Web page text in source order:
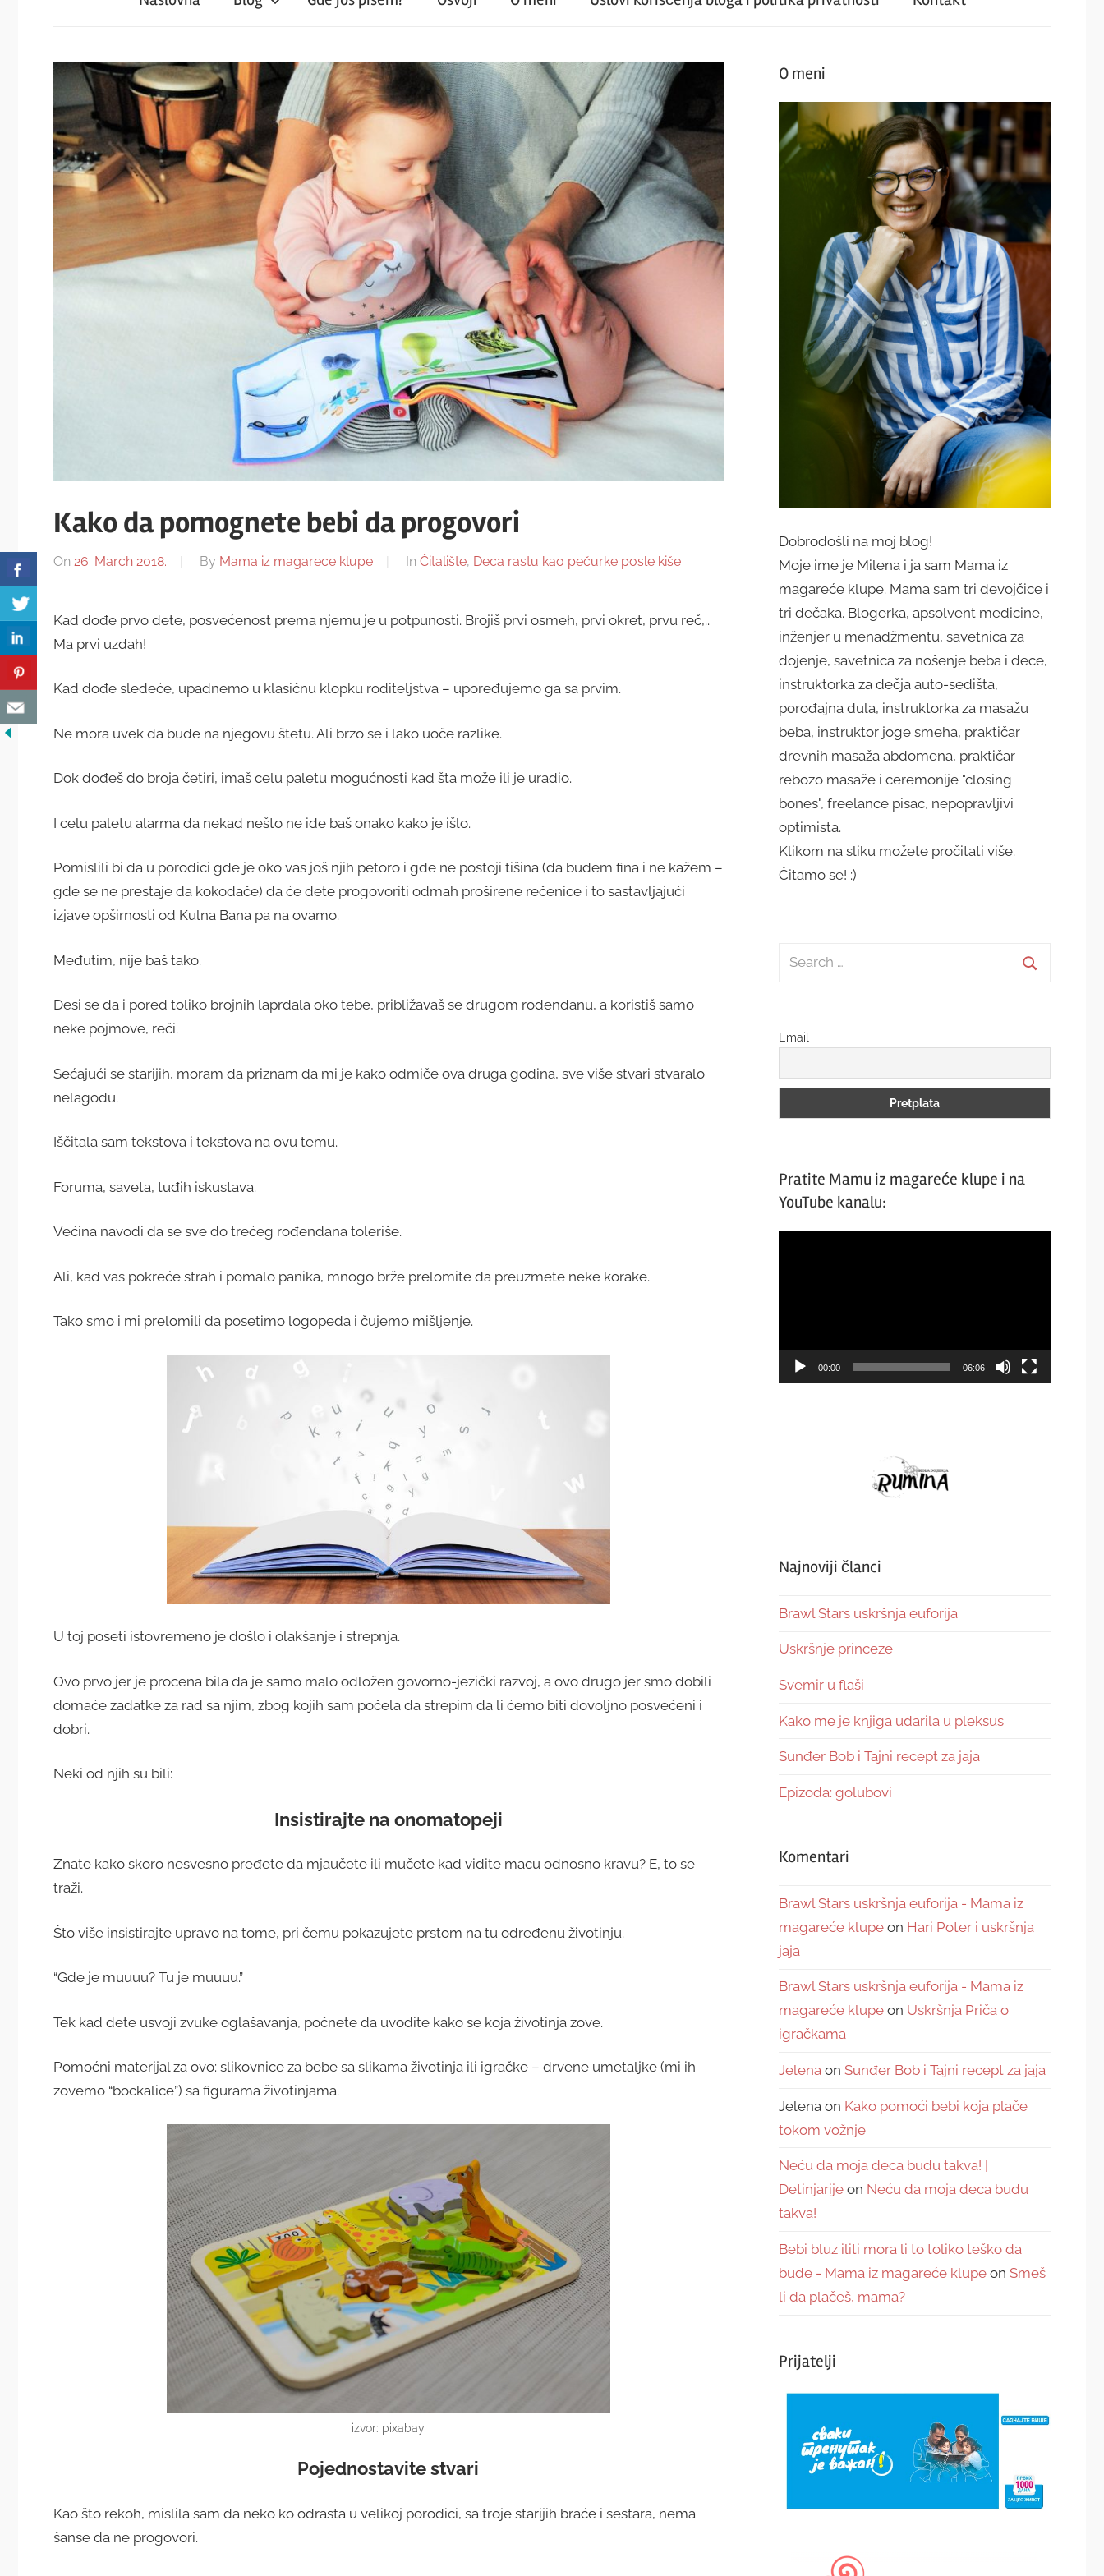
magareće
klupe
Kako da pomognete bebi da progovori
On 26. March 2018. By Mama iz magarece klupe In Čitalište, Deca rastu kao pečurke posle kiše
Kad dođe prvo dete, posvećenost prema njemu je u potpunosti. Brojiš prvi osmeh, prvi okret, prvu reč,..
Ma prvi uzdah!
Kad dođe sledeće, upadnemo u klasičnu klopku roditeljstva – upoređujemo ga sa prvim.
Ne mora uvek da bude na njegovu štetu. Ali brzo se i lako uoče razlike.
Dok dođeš do broja četiri, imaš celu paletu mogućnosti kad šta može ili je uradio.
I celu paletu alarma da nekad nešto ne ide baš onako kako je išlo.
Pomislili bi da u porodici gde je oko vas još njih petoro i gde ne postoji tišina (da budem fina i ne kažem –
gde se ne prestaje da kokodače) da će dete progovoriti odmah proširene rečenice i to sastavljajući
izjave opširnosti od Kulna Bana pa na ovamo.
Međutim, nije baš tako.
Desi se da i pored toliko brojnih laprdala oko tebe, približavaš se drugom rođendanu, a koristiš samo
neke pojmove, reči.
Sećajući se starijih, moram da priznam da mi je kako odmiče ova druga godina, sve više stvari stvaralo
nelagodu.
Iščitala sam tekstova i tekstova na ovu temu.
Foruma, saveta, tuđih iskustava.
Većina navodi da se sve do trećeg rođendana toleriše.
Ali, kad vas pokreće strah i pomalo panika, mnogo brže prelomite da preuzmete neke korake.
Tako smo i mi prelomili da posetimo logopeda i čujemo mišljenje.
U toj poseti istovremeno je došlo i olakšanje i strepnja.
Ovo prvo jer je procena bila da je samo malo odložen govorno-jezički razvoj, a ovo drugo jer smo dobili
domaće zadatke za rad sa njim, zbog kojih sam počela da strepim da li ćemo biti dovoljno posvećeni i
dobri.
Neki od njih su bili:
Insistirajte na onomatopeji
Znate kako skoro nesvesno pređete da mjaučete ili mučete kad vidite macu odnosno kravu? E, to se
traži.
Što više insistirajte upravo na tome, pri čemu pokazujete prstom na tu određenu životinju.
“Gde je muuuu? Tu je muuuu.”
Tek kad dete usvoji zvuke oglašavanja, počnete da uvodite kako se koja životinja zove.
Pomoćni materijal za ovo: slikovnice za bebe sa slikama životinja ili igračke – drvene umetaljke (mi ih
zovemo “bockalice”) sa figurama životinjama.
izvor: pixabay
Pojednostavite stvari
Kao što rekoh, mislila sam da neko ko odrasta u velikoj porodici, sa troje starijih braće i sestara, nema
šanse da ne progovori.
O meni
Dobrodošli na moj blog!
Moje ime je Milena i ja sam Mama iz
magareće klupe. Mama sam tri devojčice i
tri dečaka. Blogerka, apsolvent medicine,
inženjer u menadžmentu, savetnica za
dojenje, savetnica za nošenje beba i dece,
instruktorka za dečja auto-sedišta,
porođajna dula, instruktorka za masažu
beba, instruktor joge smeha, praktičar
drevnih masaža abdomena, praktičar
rebozo masaže i ceremonije "closing
bones", freelance pisac, nepopravljivi
optimista.
Klikom na sliku možete pročitati više.
Čitamo se! :)
Search
Email
Pratite Mamu iz magareće klupe i na
YouTube kanalu:
00:00 06:06
Najnoviji članci
Brawl Stars uskršnja euforija
Uskršnje princeze
Svemir u flaši
Kako me je knjiga udarila u pleksus
Sunđer Bob i Tajni recept za jaja
Epizoda: golubovi
Komentari
Brawl Stars uskršnja euforija - Mama iz
magareće klupe on Hari Poter i uskršnja
jaja
Brawl Stars uskršnja euforija - Mama iz
magareće klupe on Uskršnja Priča o
igračkama
Jelena on Sunđer Bob i Tajni recept za jaja
Jelena on Kako pomoći bebi koja plače
tokom vožnje
Neću da moja deca budu takva! |
Detinjarije on Neću da moja deca budu
takva!
Bebi bluz iliti mora li to toliko teško da
bude - Mama iz magareće klupe on Smeš
li da plačeš, mama?
Prijatelji